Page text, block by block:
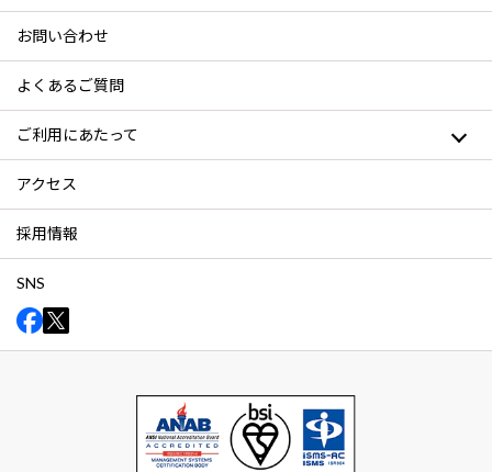
お問い合わせ
よくあるご質問
ご利用にあたって
アクセス
採用情報
SNS